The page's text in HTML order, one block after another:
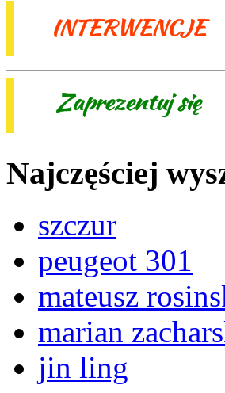
Najczęściej
szczur
peugeot 301
mateusz
marian
jin ling